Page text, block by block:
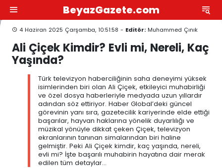
BeyazGazete.com
4 Haziran 2025 Çarşamba, 10:51:58 - Editör: Muhammed Çınık
Ali Çiçek Kimdir? Evli mi, Nereli, Kaç
Yaşında?
Türk televizyon haberciliğinin saha deneyimi yüksek
isimlerinden biri olan Ali Çiçek, etkileyici muhabirliği
ve özel dosya haberleriyle medyada uzun yıllardır
adından söz ettiriyor. Haber Global’deki güncel
görevinin yanı sıra, gazetecilik kariyerinde elde ettiği
başarılar, hayvan haklarına yönelik duyarlılığı ve
müzikal yönüyle dikkat çeken Çiçek, televizyon
ekranlarının tanınan simalarından biri haline
gelmiştir. Peki Ali Çiçek kimdir, kaç yaşında, nereli,
evli mi? İşte başarılı muhabirin hayatına dair merak
edilen tüm detaylar...